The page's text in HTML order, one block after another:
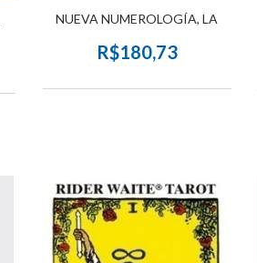
NUEVA NUMEROLOGÍA, LA
R$180,73